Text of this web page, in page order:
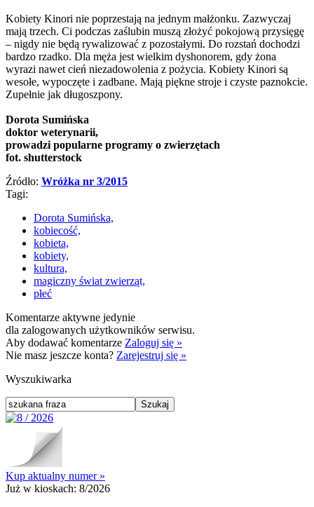
Kobiety Kinori nie poprzestają na jednym małżonku. Zazwyczaj
mają trzech. Ci podczas zaślubin muszą złożyć pokojową przysięgę
– nigdy nie będą rywalizować z pozostałymi. Do rozstań dochodzi
bardzo rzadko. Dla męża jest wielkim dyshonorem, gdy żona
wyrazi nawet cień niezadowolenia z pożycia. Kobiety Kinori są
wesołe, wypoczęte i zadbane. Mają piękne stroje i czyste paznokcie.
Zupełnie jak długoszpony.
Dorota Sumińska
doktor weterynarii,
prowadzi popularne programy o zwierzętach
fot. shutterstock
Źródło: Wróżka nr 3/2015
Tagi:
Dorota Sumińska,
kobiecość,
kobieta,
kobiety,
kultura,
magiczny świat zwierząt,
płeć
Komentarze aktywne jedynie
dla zalogowanych użytkowników serwisu.
Aby dodawać komentarze Zaloguj się »
Nie masz jeszcze konta? Zarejestruj się »
Wyszukiwarka
Kup aktualny numer »
Już w kioskach: 8/2026